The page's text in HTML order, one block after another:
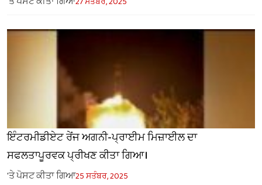
ਇੰਟਰਮੀਡੀਏਟ ਰੇਂਜ ਅਗਨੀ-ਪ੍ਰਾਈਮ ਮਿਜ਼ਾਈਲ ਦਾ
ਸਫਲਤਾਪੂਰਵਕ ਪ੍ਰੀਖਣ ਕੀਤਾ ਗਿਆ।
'ਤੇ ਪੋਸਟ ਕੀਤਾ ਗਿਆ25 ਸਤੰਬਰ, 2025